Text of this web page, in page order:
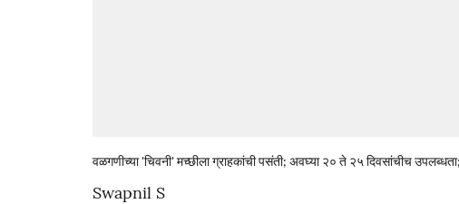
वळगणीच्या 'चिवनी' मच्छीला ग्राहकांची पसंती; अवघ्या २० ते २५ दिवसांचीच उपलब्धता;
Swapnil S